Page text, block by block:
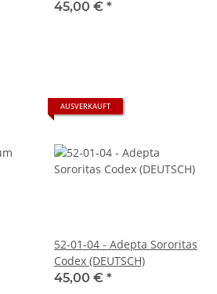
45,00 € *
AUSVERKAUFT
52-01-04 - Adepta Sororitas
Codex (DEUTSCH)
45,00 € *